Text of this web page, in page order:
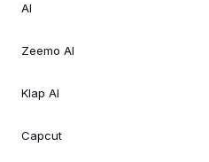
AI
Zeemo AI
Klap AI
Capcut